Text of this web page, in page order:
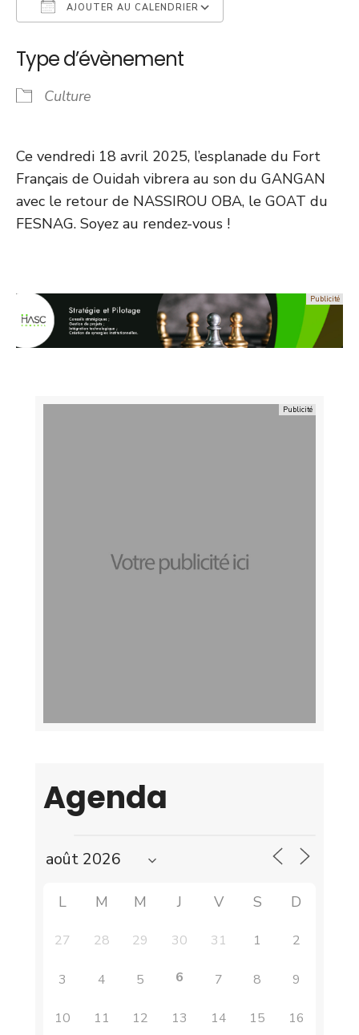
AJOUTER AU CALENDRIER
Type d’évènement
Culture
Ce vendredi 18 avril 2025, l’esplanade du Fort
Français de Ouidah vibrera au son du GANGAN
avec le retour de NASSIROU OBA, le GOAT du
FESNAG. Soyez au rendez-vous !
Agenda
L M M J V S D
27 28 29 30 31 1 2
3 4 5 6 7 8 9
10 11 12 13 14 15 16